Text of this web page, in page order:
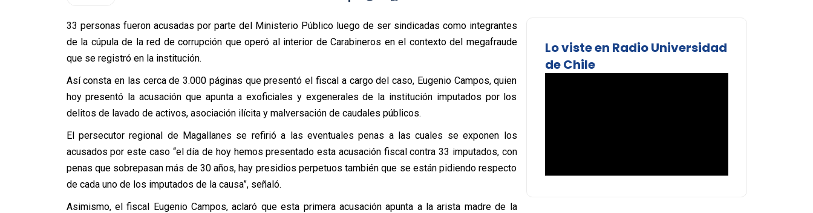
33 personas fueron acusadas por parte del Ministerio Público luego de ser sindicadas como integrantes
de la cúpula de la red de corrupción que operó al interior de Carabineros en el contexto del megafraude
que se registró en la institución.
Así consta en las cerca de 3.000 páginas que presentó el fiscal a cargo del caso, Eugenio Campos, quien
hoy presentó la acusación que apunta a exoficiales y exgenerales de la institución imputados por los
delitos de lavado de activos, asociación ilícita y malversación de caudales públicos.
El persecutor regional de Magallanes se refirió a las eventuales penas a las cuales se exponen los
acusados por este caso “el día de hoy hemos presentado esta acusación fiscal contra 33 imputados, con
penas que sobrepasan más de 30 años, hay presidios perpetuos también que se están pidiendo respecto
de cada uno de los imputados de la causa”, señaló.
Asimismo, el fiscal Eugenio Campos, aclaró que esta primera acusación apunta a la arista madre de la
Lo viste en Radio Universidad
de Chile